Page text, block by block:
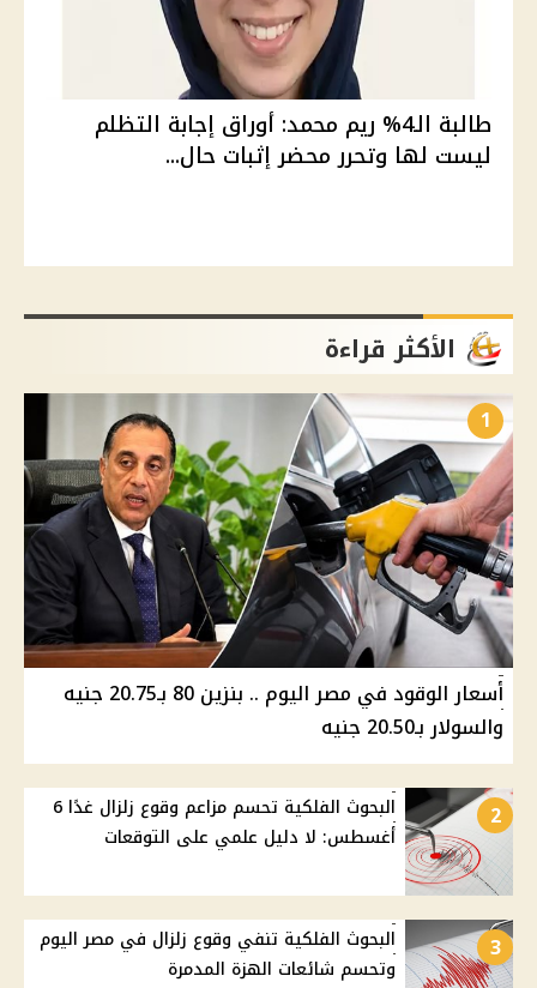
طالبة الـ4% ريم محمد: أوراق إجابة التظلم
ليست لها وتحرر محضر إثبات حال...
الأكثر قراءة
1
أسعار الوقود في مصر اليوم .. بنزين 80 بـ20.75 جنيه
والسولار بـ20.50 جنيه
2
البحوث الفلكية تحسم مزاعم وقوع زلزال غدًا 6
أغسطس: لا دليل علمي على التوقعات
3
البحوث الفلكية تنفي وقوع زلزال في مصر اليوم
وتحسم شائعات الهزة المدمرة